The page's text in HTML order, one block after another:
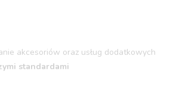
akcesoriów oraz usług dodatkowych
standardami